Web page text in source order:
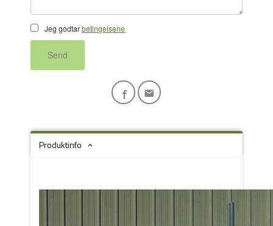
Jeg godtarbetingelsene
Send
Produktinfo